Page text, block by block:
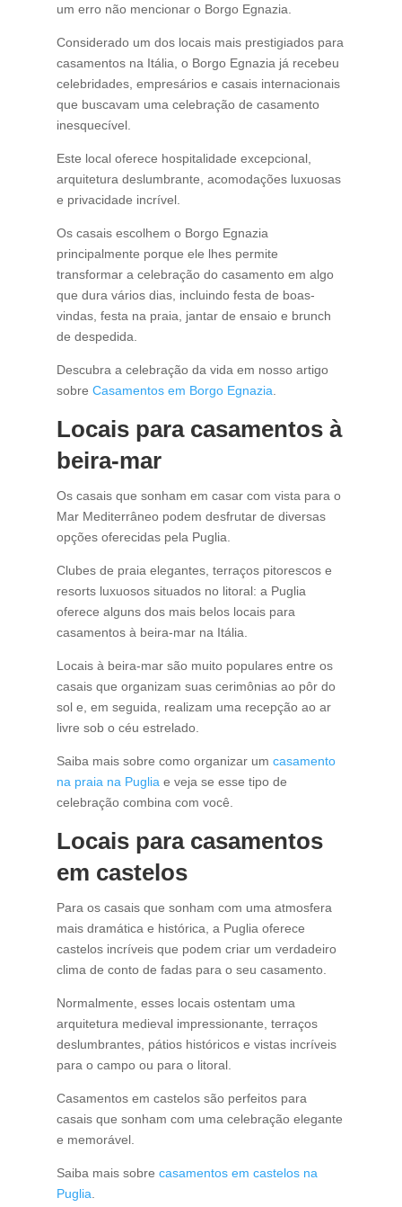
um erro não mencionar o Borgo Egnazia.
Considerado um dos locais mais prestigiados para
casamentos na Itália, o Borgo Egnazia já recebeu
celebridades, empresários e casais internacionais
que buscavam uma celebração de casamento
inesquecível.
Este local oferece hospitalidade excepcional,
arquitetura deslumbrante, acomodações luxuosas
e privacidade incrível.
Os casais escolhem o Borgo Egnazia
principalmente porque ele lhes permite
transformar a celebração do casamento em algo
que dura vários dias, incluindo festa de boas-
vindas, festa na praia, jantar de ensaio e brunch
de despedida.
Descubra a celebração da vida em nosso artigo
sobre Casamentos em Borgo Egnazia
Locais para casamentos à
beira-mar
Os casais que sonham em casar com vista para o
Mar Mediterrâneo podem desfrutar de diversas
opções oferecidas pela Puglia.
Clubes de praia elegantes, terraços pitorescos e
resorts luxuosos situados no litoral: a Puglia
oferece alguns dos mais belos locais para
casamentos à beira-mar na Itália.
Locais à beira-mar são muito populares entre os
casais que organizam suas cerimônias ao pôr do
sol e, em seguida, realizam uma recepção ao ar
livre sob o céu estrelado.
Saiba mais sobre como organizar um casamento
na praia na Puglia e veja se esse tipo de
celebração combina com você.
Locais para casamentos
em castelos
Para os casais que sonham com uma atmosfera
mais dramática e histórica, a Puglia oferece
castelos incríveis que podem criar um verdadeiro
clima de conto de fadas para o seu casamento.
Normalmente, esses locais ostentam uma
arquitetura medieval impressionante, terraços
deslumbrantes, pátios históricos e vistas incríveis
para o campo ou para o litoral.
Casamentos em castelos são perfeitos para
casais que sonham com uma celebração elegante
e memorável.
Saiba mais sobre casamentos em castelos na
Puglia